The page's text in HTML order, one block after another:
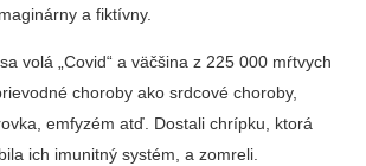
a fiktívny.
volá „Covid“ a väčšina z 225 000 mŕtvych
choroby ako srdcové choroby,
emfyzém atď. Dostali chrípku, ktorá
ich imunitný systém, a zomreli.